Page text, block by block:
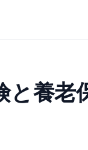
と養老